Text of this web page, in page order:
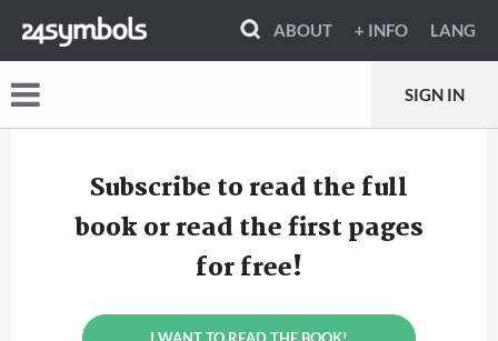
ABOUT + INFO LANG
SIGN IN
Subscribe to read the full
book or read the first pages
for free!